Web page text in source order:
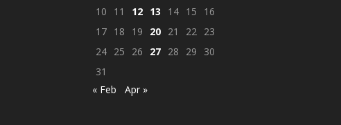
10
11 12 13 14 15
16
17 18 19 20 21 22 23
24 25 26 27 28 29
30
31
« Feb
Apr »